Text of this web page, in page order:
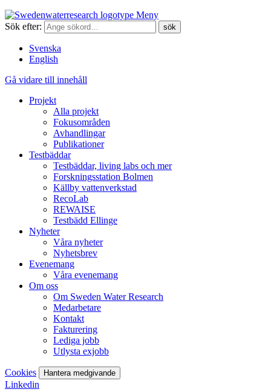
Meny
Sök efter:
Svenska
English
Gå vidare till innehåll
Projekt
Alla projekt
Fokusområden
Avhandlingar
Publikationer
Testbäddar
Testbäddar, living labs och mer
Forskningsstation Bolmen
Källby vattenverkstad
RecoLab
REWAISE
Testbädd Ellinge
Nyheter
Våra nyheter
Nyhetsbrev
Evenemang
Våra evenemang
Om oss
Om Sweden Water Research
Medarbetare
Kontakt
Fakturering
Lediga jobb
Utlysta exjobb
Cookies Hantera medgivande
Linkedin